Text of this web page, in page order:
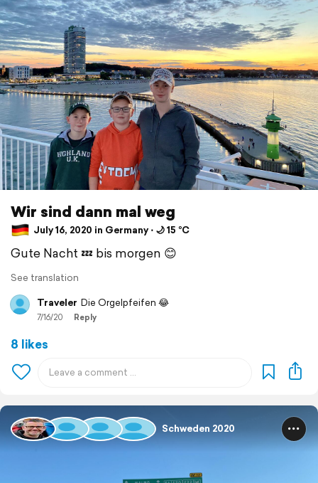
Wir sind dann mal weg
July 16, 2020 in Germany ⋅ 🌙 15 °C
Gute Nacht 💤 bis morgen 😊
See translation
Traveler Die Orgelpfeifen 😂
7/16/20 Reply
8 likes
Schweden 2020